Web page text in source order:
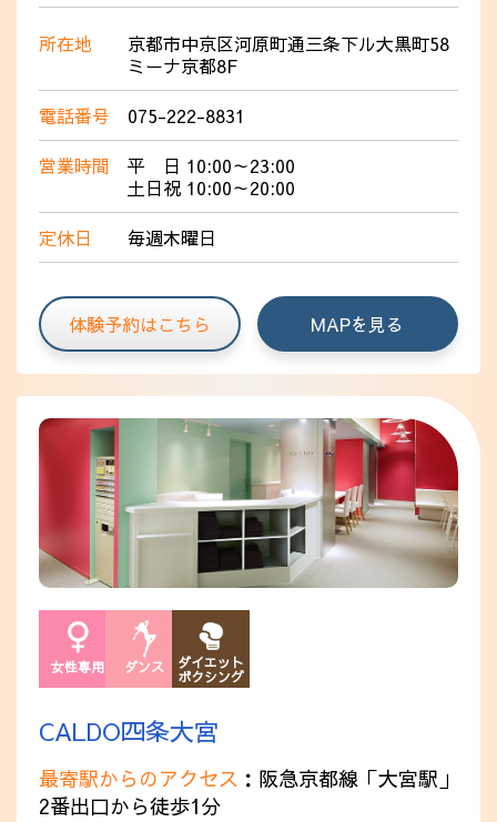
所在地
京都市中京区河原町通三条下ル大黒町58
ミーナ京都8F
電話番号 075-222-8831
営業時間
平 日 10:00～23:00
土日祝 10:00～20:00
定休日 毎週木曜日
体験予約はこちら MAPを見る
CALDO四条大宮
最寄駅からのアクセス ：阪急京都線「大宮駅」
2番出口から徒歩1分
女性専用 ダンス
ダイエット
ボクシング